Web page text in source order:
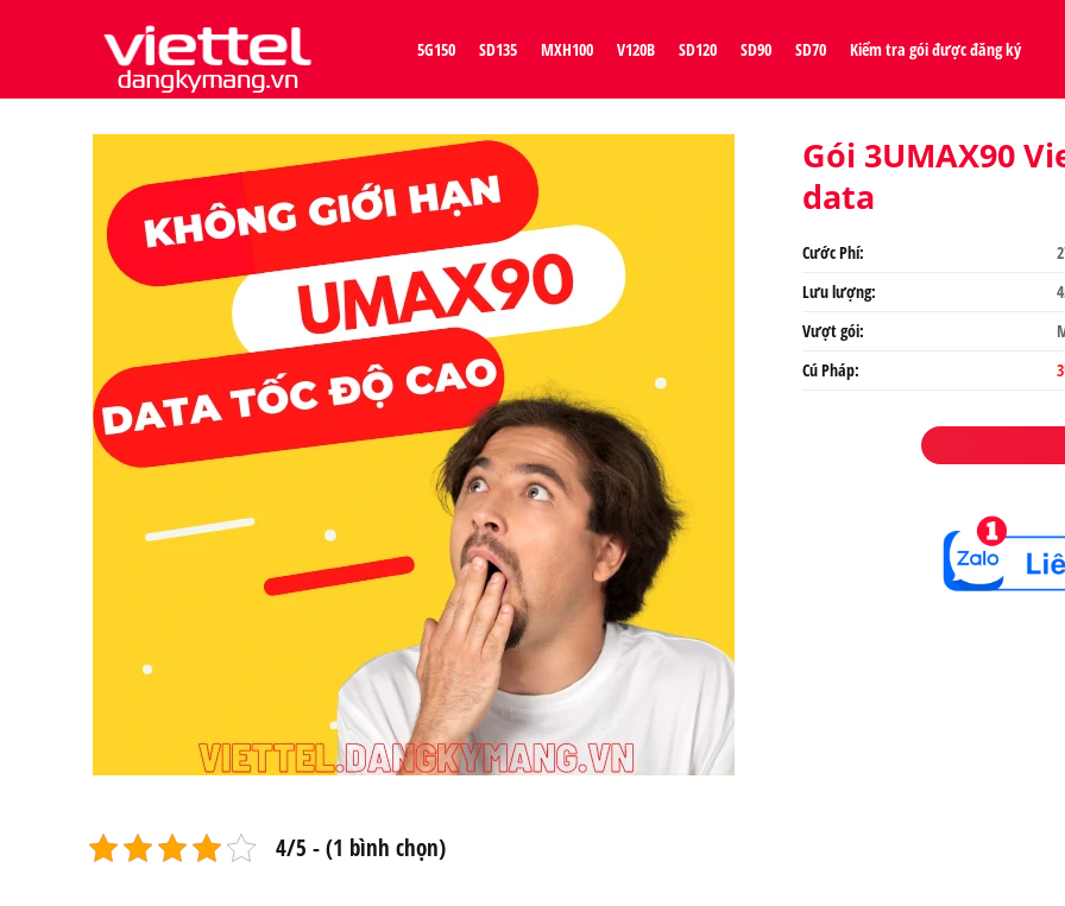
5G150 SD135 MXH100 V120B SD120 SD90 SD70 Kiểm tra gói được đăng ký
Gói 3UMAX90
data
Cước Phí:
Lưu lượng:
Vượt gói:
Cú Pháp:
4/5 - (1 bình chọn)